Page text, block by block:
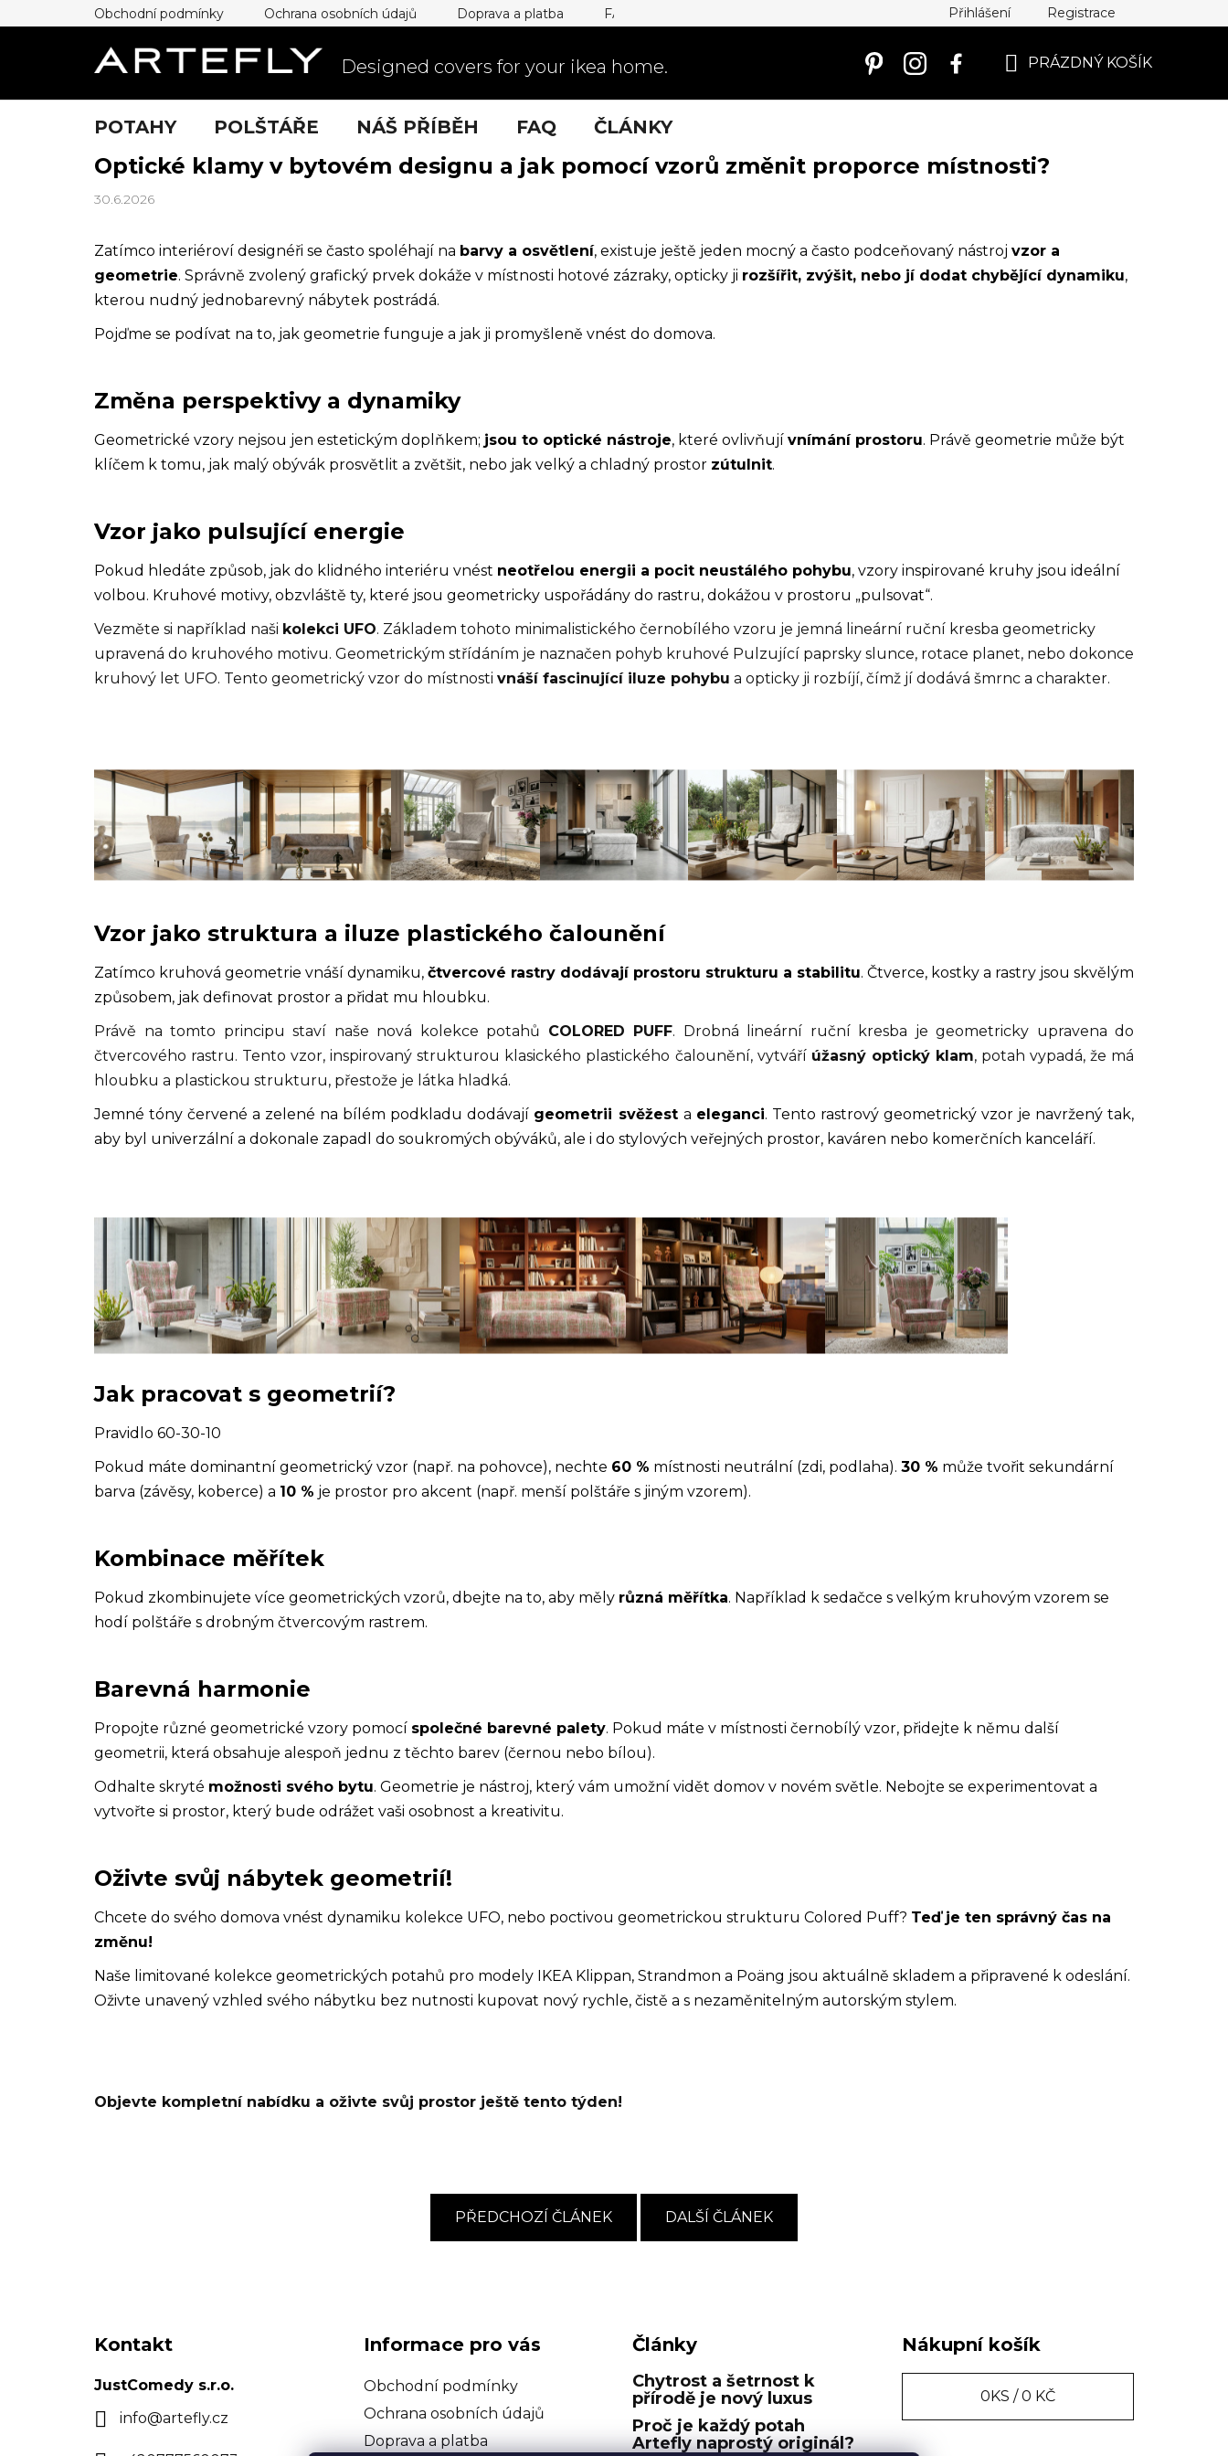
na
Obchodní podmínky Ochrana osobních údajů Doprava a platba FAQ Přihlášení Registrace
Designed covers for your ikea home. PRÁZDNÝ KOŠÍK
POTAHY POLŠTÁŘE NÁŠ PŘÍBĚH FAQ ČLÁNKY
Optické klamy v bytovém designu a jak pomocí vzorů změnit proporce místnosti?
30.6.2026
Zatímco interiéroví designéři se často spoléhají na barvy a osvětlení, existuje ještě jeden mocný a často podceňovaný nástroj vzor a
geometrie. Správně zvolený grafický prvek dokáže v místnosti hotové zázraky, opticky ji rozšířit, zvýšit, nebo jí dodat chybějící dynamiku,
kterou nudný jednobarevný nábytek postrádá.
Pojďme se podívat na to, jak geometrie funguje a jak ji promyšleně vnést do domova.
Změna perspektivy a dynamiky
Geometrické vzory nejsou jen estetickým doplňkem; jsou to optické nástroje, které ovlivňují vnímání prostoru. Právě geometrie může být
klíčem k tomu, jak malý obývák prosvětlit a zvětšit, nebo jak velký a chladný prostor zútulnit.
Vzor jako pulsující energie
Pokud hledáte způsob, jak do klidného interiéru vnést neotřelou energii a pocit neustálého pohybu, vzory inspirované kruhy jsou ideální
volbou. Kruhové motivy, obzvláště ty, které jsou geometricky uspořádány do rastru, dokážou v prostoru „pulsovat“.
Vezměte si například naši kolekci UFO. Základem tohoto minimalistického černobílého vzoru je jemná lineární ruční kresba geometricky
upravená do kruhového motivu. Geometrickým střídáním je naznačen pohyb kruhové Pulzující paprsky slunce, rotace planet, nebo dokonce
kruhový let UFO. Tento geometrický vzor do místnosti vnáší fascinující iluze pohybu a opticky ji rozbíjí, čímž jí dodává šmrnc a charakter.
Vzor jako struktura a iluze plastického čalounění
Zatímco kruhová geometrie vnáší dynamiku, čtvercové rastry dodávají prostoru strukturu a stabilitu. Čtverce, kostky a rastry jsou skvělým
způsobem, jak definovat prostor a přidat mu hloubku.
Právě na tomto principu staví naše nová kolekce potahů COLORED PUFF. Drobná lineární ruční kresba je geometricky upravena do
čtvercového rastru. Tento vzor, inspirovaný strukturou klasického plastického čalounění, vytváří úžasný optický klam, potah vypadá, že má
hloubku a plastickou strukturu, přestože je látka hladká.
Jemné tóny červené a zelené na bílém podkladu dodávají geometrii svěžest a eleganci. Tento rastrový geometrický vzor je navržený tak,
aby byl univerzální a dokonale zapadl do soukromých obýváků, ale i do stylových veřejných prostor, kaváren nebo komerčních kanceláří.
Jak pracovat s geometrií?
Pravidlo 60-30-10
Pokud máte dominantní geometrický vzor (např. na pohovce), nechte 60 % místnosti neutrální (zdi, podlaha). 30 % může tvořit sekundární
barva (závěsy, koberce) a 10 % je prostor pro akcent (např. menší polštáře s jiným vzorem).
Kombinace měřítek
Pokud zkombinujete více geometrických vzorů, dbejte na to, aby měly různá měřítka. Například k sedačce s velkým kruhovým vzorem se
hodí polštáře s drobným čtvercovým rastrem.
Barevná harmonie
Propojte různé geometrické vzory pomocí společné barevné palety. Pokud máte v místnosti černobílý vzor, přidejte k němu další
geometrii, která obsahuje alespoň jednu z těchto barev (černou nebo bílou).
Odhalte skryté možnosti svého bytu. Geometrie je nástroj, který vám umožní vidět domov v novém světle. Nebojte se experimentovat a
vytvořte si prostor, který bude odrážet vaši osobnost a kreativitu.
Oživte svůj nábytek geometrií!
Chcete do svého domova vnést dynamiku kolekce UFO, nebo poctivou geometrickou strukturu Colored Puff? Teď je ten správný čas na
změnu!
Naše limitované kolekce geometrických potahů pro modely IKEA Klippan, Strandmon a Poäng jsou aktuálně skladem a připravené k odeslání.
Oživte unavený vzhled svého nábytku bez nutnosti kupovat nový rychle, čistě a s nezaměnitelným autorským stylem.
Objevte kompletní nabídku a oživte svůj prostor ještě tento týden!
PŘEDCHOZÍ ČLÁNEK DALŠÍ ČLÁNEK
Kontakt
JustComedy s.r.o.
info@artefly.cz
Informace pro vás
Obchodní podmínky
Ochrana osobních údajů
Doprava a platba
Články
Chytrost a šetrnost k
přírodě je nový luxus
Proč je každý potah
Artefly naprostý originál?
Nákupní košík
0KS /0 KČ